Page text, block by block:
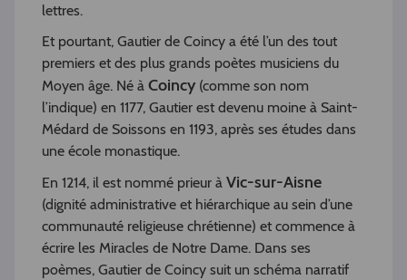
lettres.
Et pourtant, Gautier de Coincy a été l’un des tout
premiers et des plus grands poètes musiciens du
Moyen âge. Né à Coincy (comme son nom
l’indique) en 1177, Gautier est devenu moine à Saint-
Médard de Soissons en 1193, après ses études dans
une école monastique.
En 1214, il est nommé prieur à Vic-sur-Aisne
(dignité administrative et hiérarchique au sein d’une
communauté religieuse chrétienne) et commence à
écrire les Miracles de Notre Dame. Dans ses
poèmes, Gautier de Coincy suit un schéma narratif